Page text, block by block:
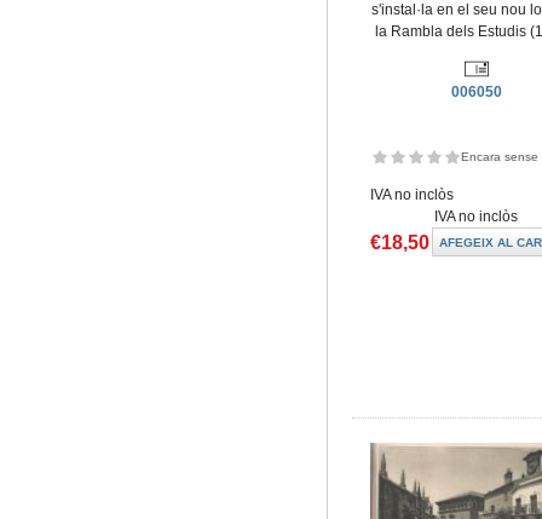
s'instal·la en el seu nou
la Rambla dels Estudis
006050
Encara sense
IVA no inclòs
IVA no inclòs
€18,50